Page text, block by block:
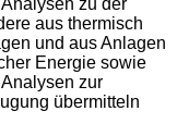
aus thermisch
und aus Anlagen
Energie sowie
zur
übermitteln